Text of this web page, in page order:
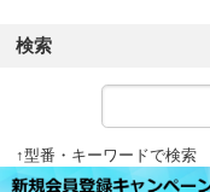
検索
↑型番・キーワードで検索